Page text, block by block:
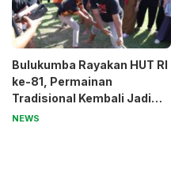
Bulukumba Rayakan HUT RI
ke-81, Permainan
Tradisional Kembali Jadi
Magnet
NEWS